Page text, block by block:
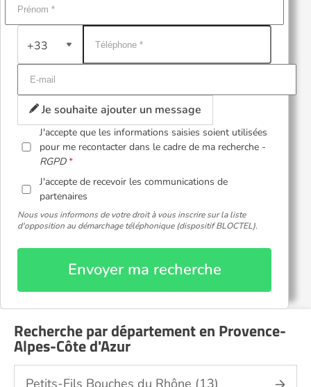
+33
Je souhaite ajouter un message
J'accepte que les informations saisies soient utilisées
pour me recontacter dans le cadre de ma recherche -
RGPD
J'accepte de recevoir les communications de
partenaires
Nous vous informons de votre droit à vous inscrire sur la liste
d'opposition au démarchage téléphonique (dispositif BLOCTEL).
Envoyer ma recherche
Recherche par département en Provence-
Alpes-Côte d'Azur
Petits-Fils Bouches du Rhône (13)